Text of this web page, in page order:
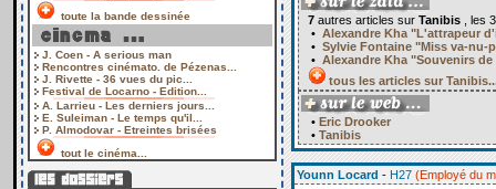
toute la bande dessinée
J. Coen - A serious man
Rencontres cinémato. de Pézenas...
J. Rivette - 36 vues du pic...
Festival de Locarno - Edition...
A. Larrieu - Les derniers jours...
E. Suleiman - Le temps qu'il...
P. Almodovar - Etreintes brisées
tout le cinéma...
7autres articles sur Tanibis
, les
• Alexandre Kha "L'attrapeur
• Sylvie Fontaine "Miss va-nu-
• Alexandre Kha "Souvenirs
tous les articles sur
•Eric Drooker
•Tanibis
Younn Locard - H27(Employé du